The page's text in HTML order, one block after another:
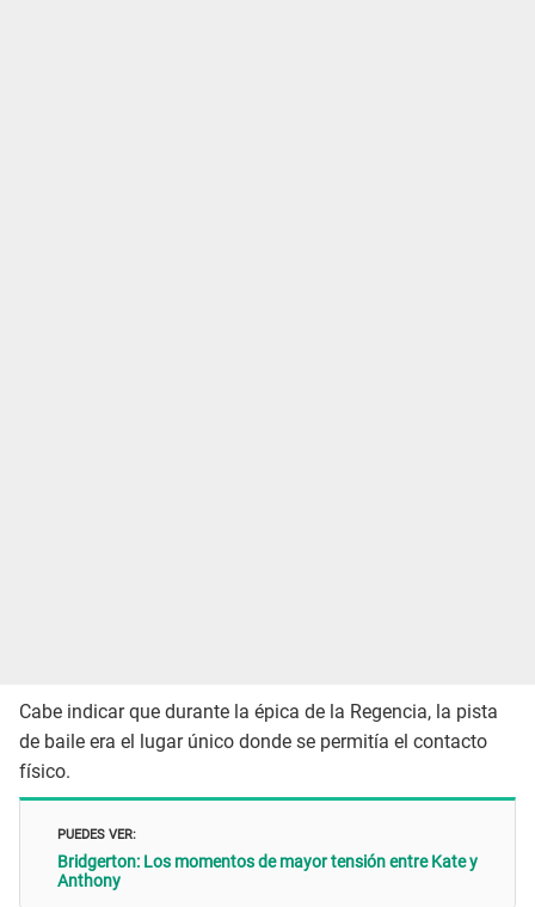
Cabe indicar que durante la épica de la Regencia, la pista
de baile era el lugar único donde se permitía el contacto
físico.
PUEDES VER:
Bridgerton: Los momentos de mayor tensión entre Kate y
Anthony